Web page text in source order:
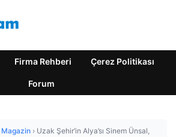
Firma Rehberi Çerez Politikası
Forum
Magazin › Uzak Şehir’in Alya’sı Sinem Ünsal,